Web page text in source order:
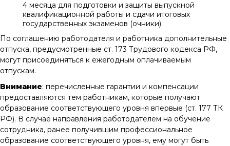
4 месяца для подготовки и защиты выпускной
квалификационной работы и сдачи итоговых
государственных экзаменов (очники).
По соглашению работодателя и работника дополнительные
отпуска, предусмотренные ст. 173 Трудового кодекса РФ,
могут присоединяться к ежегодным оплачиваемым
отпускам.
Внимание: перечисленные гарантии и компенсации
предоставляются тем работникам, которые получают
образование соответствующего уровня впервые (ст. 177 ТК
РФ). В случае направления работодателем на обучение
сотрудника, ранее получившим профессиональное
образование соответствующего уровня, ему могут быть